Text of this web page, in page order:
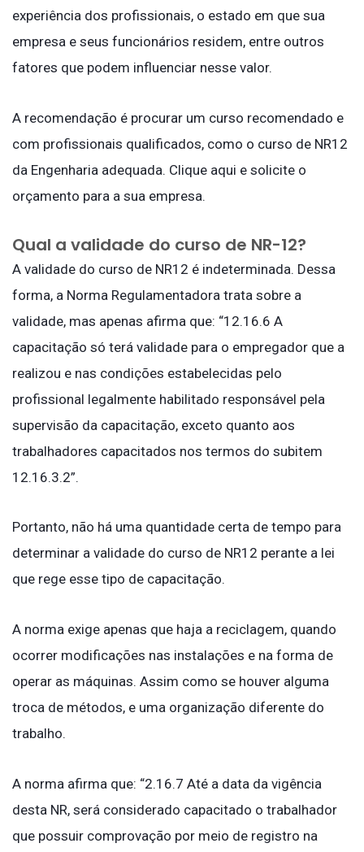
experiência dos profissionais, o estado em que sua
empresa e seus funcionários residem, entre outros
fatores que podem influenciar nesse valor.
A recomendação é procurar um curso recomendado e
com profissionais qualificados, como o curso de NR12
da Engenharia adequada. Clique aqui e solicite o
orçamento para a sua empresa.
Qual a validade do curso de NR-12?
A validade do curso de NR12 é indeterminada. Dessa
forma, a Norma Regulamentadora trata sobre a
validade, mas apenas afirma que: “12.16.6 A
capacitação só terá validade para o empregador que a
realizou e nas condições estabelecidas pelo
profissional legalmente habilitado responsável pela
supervisão da capacitação, exceto quanto aos
trabalhadores capacitados nos termos do subitem
12.16.3.2”.
Portanto, não há uma quantidade certa de tempo para
determinar a validade do curso de NR12 perante a lei
que rege esse tipo de capacitação.
A norma exige apenas que haja a reciclagem, quando
ocorrer modificações nas instalações e na forma de
operar as máquinas. Assim como se houver alguma
troca de métodos, e uma organização diferente do
trabalho.
A norma afirma que: “2.16.7 Até a data da vigência
desta NR, será considerado capacitado o trabalhador
que possuir comprovação por meio de registro na